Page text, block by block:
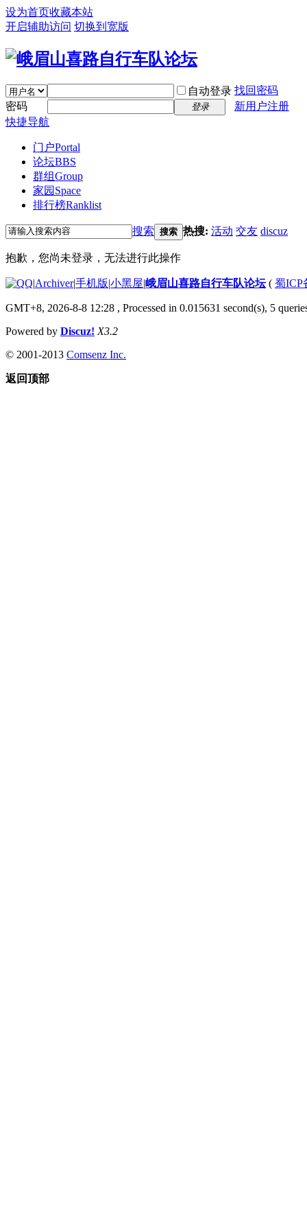
设为首页收藏本站
开启辅助访问 切换到宽版
自动登录 找回密码
密码
登录
新用户注册
快捷导航
门户Portal
论坛BBS
群组Group
家园 Space
排行榜Ranklist
搜索 搜索 热搜: 活动 交友 discuz
抱歉，您尚未登录，无法进行此操作
|Archiver|手机版|小黑屋|峨眉山喜路自行车队论坛( 蜀ICP
GMT+8, 2026-8-8 12:28 , Processed in 0.015631 second(s), 5
Powered by Discuz! X3.2
© 2001-2013 Comsenz Inc.
返回顶部